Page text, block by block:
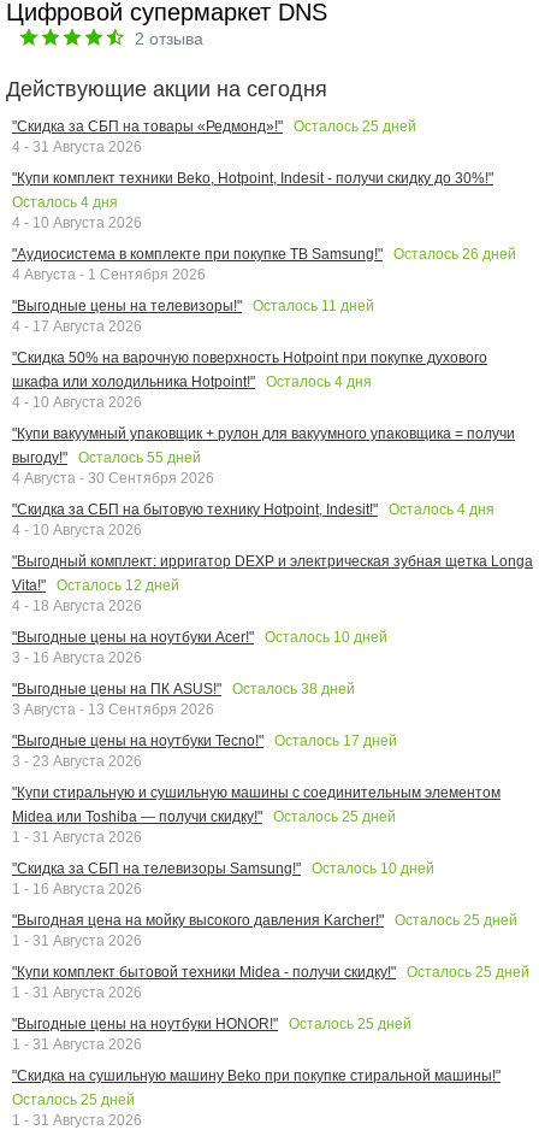
Цифровой супермаркет DNS
2 отзыва
Действующие акции на сегодня
"Скидка за СБП на товары «Редмонд»!" Осталось 25 дней
4 - 31 Августа 2026
"Купи комплект техники Beko, Hotpoint, Indesit - получи скидку до 30%!"
Осталось 4 дня
4 - 10 Августа 2026
"Аудиосистема в комплекте при покупке ТВ Samsung!"
Осталось 26 дней
4 Августа - 1 Сентября 2026
"Выгодные цены на телевизоры!"
Осталось 11 дней
4 - 17 Августа 2026
"Скидка 50% на варочную поверхность Hotpoint при покупке духового
шкафа или холодильника Hotpoint!"
Осталось 4 дня
4 - 10 Августа 2026
"Купи вакуумный упаковщик + рулон для вакуумного упаковщика = получи
выгоду!"
Осталось 55 дней
4 Августа - 30 Сентября 2026
"Скидка за СБП на бытовую технику Hotpoint, Indesit!"
Осталось 4 дня
4 - 10 Августа 2026
"Выгодный комплект: ирригатор DEXP и электрическая зубная щетка Longa
Vita!"
Осталось 12 дней
4 - 18 Августа 2026
"Выгодные цены на ноутбуки Acer!"
Осталось 10 дней
3 - 16 Августа 2026
"Выгодные цены на ПК ASUS!"
Осталось 38 дней
3 Августа - 13 Сентября 2026
"Выгодные цены на ноутбуки Tecno!"
Осталось 17 дней
3 - 23 Августа 2026
"Купи стиральную и сушильную машины с соединительным элементом
Midea или Toshiba — получи скидку!"
Осталось 25 дней
1 - 31 Августа 2026
"Скидка за СБП на телевизоры Samsung!"
Осталось 10 дней
1 - 16 Августа 2026
"Выгодная цена на мойку высокого давления Karcher!"
Осталось 25 дней
1 - 31 Августа 2026
"Купи комплект бытовой техники Midea - получи скидку!"
Осталось 25 дней
1 - 31 Августа 2026
"Выгодные цены на ноутбуки HONOR!"
Осталось 25 дней
1 - 31 Августа 2026
"Скидка на сушильную машину Beko при покупке стиральной машины!"
Осталось 25 дней
1 - 31 Августа 2026